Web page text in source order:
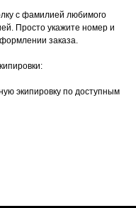
с фамилией любимого
Просто укажите номер и
заказа.
экипировку по доступным